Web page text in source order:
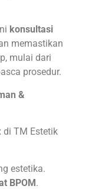
konsultasi
memastikan
mulai dari
prosedur.
&
di TM Estetik
estetika.
BPOM.